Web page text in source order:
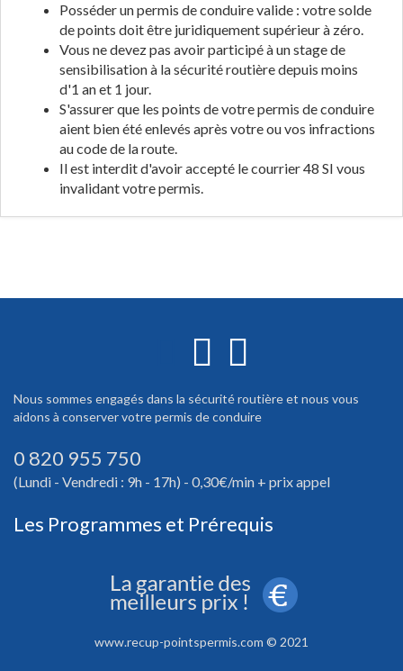
Posséder un permis de conduire valide : votre solde
de points doit être juridiquement supérieur à zéro.
Vous ne devez pas avoir participé à un stage de
sensibilisation à la sécurité routière depuis moins
d'1 an et 1 jour.
S'assurer que les points de votre permis de conduire
aient bien été enlevés après votre ou vos infractions
au code de la route.
Il est interdit d'avoir accepté le courrier 48 SI vous
invalidant votre permis.
Nous sommes engagés dans la sécurité routière et nous vous
aidons à conserver votre permis de conduire
0 820 955 750
(Lundi - Vendredi : 9h - 17h) - 0,30€/min + prix appel
Les Programmes et Prérequis
www.recup-pointspermis.com © 2021